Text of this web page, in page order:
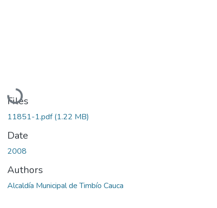
Loading...
Files
11851-1.pdf(1.22 MB)
Date
2008
Authors
Alcaldía Municipal de Timbío Cauca